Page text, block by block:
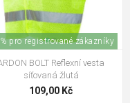
pro registrované zákazníky
BOLT Reflexní vesta
síťovaná žlutá
109,00 Kč